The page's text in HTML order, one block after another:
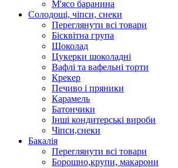
М'ясо баранина
Солодощі, чіпси, снеки
Переглянути всі товари
Бісквітна група
Шоколад
Цукерки шоколадні
Вафлі та вафельні торти
Крекер
Печиво і пряники
Карамель
Батончики
Інші кондитерські вироби
Чіпси,снеки
Бакалія
Переглянути всі товари
Борошно,крупи, макарони